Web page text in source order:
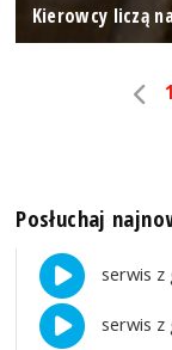
Kierowcy liczą
1
Posłuchaj
serwis z
serwis z